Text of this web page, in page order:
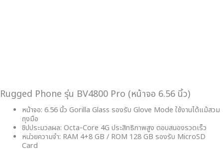
Rugged Phone รุ่น BV4800 Pro (หน้าจอ 6.56 นิ้ว)
หน้าจอ: 6.56 นิ้ว Gorilla Glass รองรับ Glove Mode ใช้งานได้แม้สวม
ถุงมือ
ชิปประมวลผล: Octa-Core 4G ประสิทธิภาพสูง ตอบสนองรวดเร็ว
หน่วยความจำ: RAM 4+8 GB / ROM 128 GB รองรับ MicroSD
Card